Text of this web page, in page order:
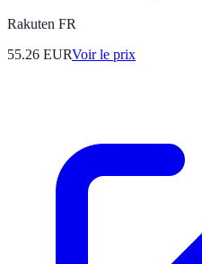
Rakuten FR
55.26 EURVoir le prix